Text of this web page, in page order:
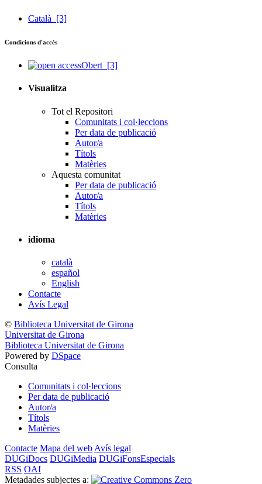
Català [3]
Condicions d'accés
Obert [3]
Visualitza
Tot el Repositori
Comunitats i col·leccions
Per data de publicació
Autor/a
Títols
Matèries
Aquesta comunitat
Per data de publicació
Autor/a
Títols
Matèries
idioma
català
español
English
Contacte
Avís Legal
© Biblioteca Universitat de Girona
Universitat de Girona
Biblioteca Universitat de Girona
Powered by DSpace
Consulta
Comunitats i col·leccions
Per data de publicació
Autor/a
Títols
Matèries
Contacte Mapa del web Avís legal
DUGiDocs DUGiMedia DUGiFonsEspecials
RSS OAI
Metadades subjectes a: